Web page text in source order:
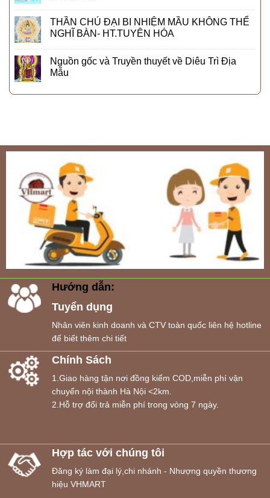
THẦN CHÚ ĐẠI BI NHIỆM MẦU KHÔNG THỂ
NGHĨ BÀN- HT.TUYÊN HÓA
Nguồn gốc và Truyền thuyết về Diêu Trì Địa
Mẫu
Hướng dẫn:
Tuyển dụng
Nhân viên kinh doanh và CTV toàn quốc liên hệ hotline
để biết thêm chi tiết
Chính Sách
1.Giao hàng tận nơi đồng kiểm COD,miễn phí vận
chuyển nội thành Hà Nội <2km.
2.Hỗ trợ đổi trả miễn phí trong vòng 7 ngày.
Hợp tác với chúng tôi
Đăng ký làm đại lý,chi nhánh - Nhượng quyền thương
hiệu VHMART